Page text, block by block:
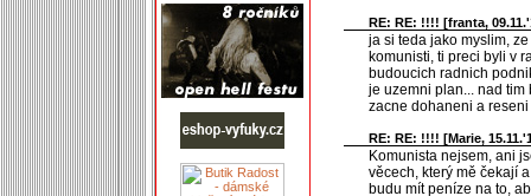
RE: RE: !!!! [franta,
ja si teda jako myslim,
komunisti, ti preci byli v
budoucich radnich
je uzemni plan... nad tim
zacne dohaneni a
RE: RE: !!!! [Marie,
Komunista nejsem, ani
věcech, který mě čekají
budu mít peníze na to,